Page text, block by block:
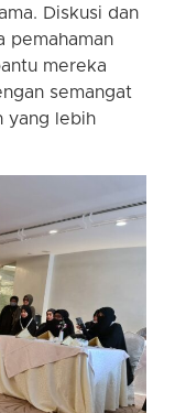
Diskusi dan
pemahaman
mereka
semangat
yang lebih